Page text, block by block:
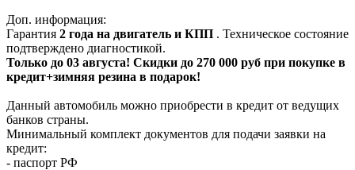
Доп. информация:
Гарантия 2 года на двигатель и КПП . Техническое состояние
подтверждено диагностикой.
Только до 03 августа! Скидки до 270 000 руб при покупке в
кредит+зимняя резина в подарок!
Данный автомобиль можно приобрести в кредит от ведущих
банков страны.
Минимальный комплект документов для подачи заявки на
кредит:
- паспорт РФ